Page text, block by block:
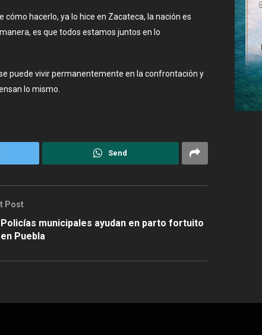
hacerlo, ya lo hice en Zacateca, la nación es
es que todos estamos juntos en lo
puede vivir permanentemente en la confrontación y
lo mismo.
Send
Post
Policías municipales ayudan en parto fortuito
en Puebla